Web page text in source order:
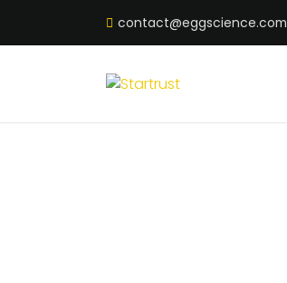
contact@eggscience.com